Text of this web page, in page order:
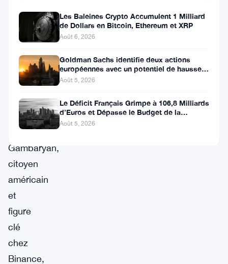
position
audacieuse
contre
les
autorités
nigérianes.
Tigran
Gambaryan,
citoyen
américain
et
figure
clé
chez
Binance,
Les Baleines Crypto Accumulent 1 Milliard
de Dollars en Bitcoin, Ethereum et XRP
Août 6, 2026
Goldman Sachs identifie deux actions
européennes avec un potentiel de hausse
de plus de 100 %
Août 5, 2026
Le Déficit Français Grimpe à 106,8 Milliards
d’Euros et Dépasse le Budget de la
Défense
Août 5, 2026